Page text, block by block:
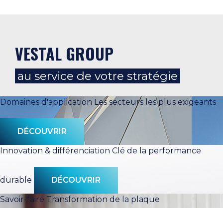
VESTAL GROUP
au service de votre stratégie
Domaines d'application Les secteurs les plus exigeants
DÉCOUVRIR
Innovation & différenciation Clé de la performance
durable DÉCOUVRIR
Savoir-faire Transformation de la plaque